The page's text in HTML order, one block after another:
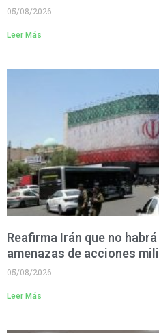
05/08/2026
Leer Más
Reafirma Irán que no
amenazas de acciones
05/08/2026
Leer Más